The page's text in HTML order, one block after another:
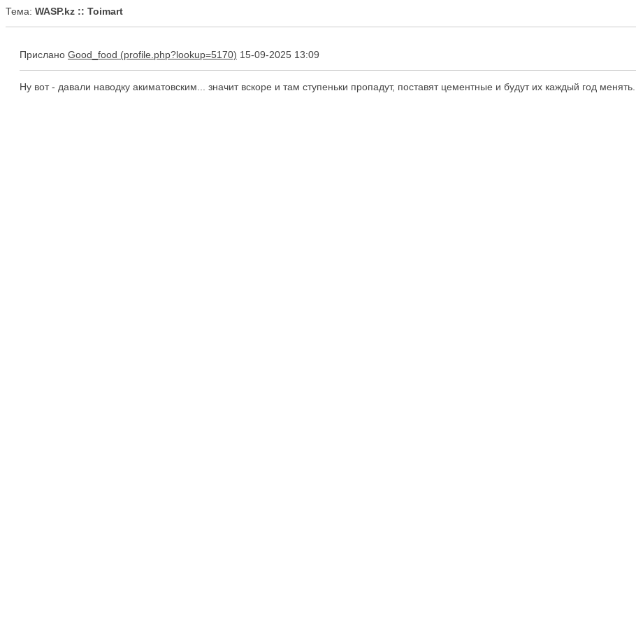
Тема: WASP.kz :: Toimart
Прислано Good_food 15-09-2025 13:09
Ну вот - давали наводку акиматовским... значит вскоре и там ступеньки пропадут, поставят цементные и будут их каждый год менять...